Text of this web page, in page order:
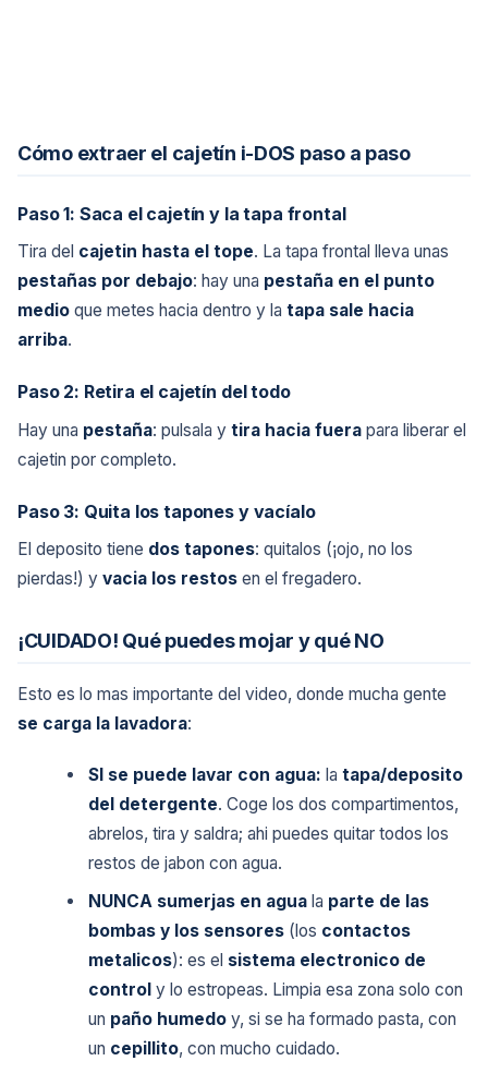
Cómo extraer el cajetín i-DOS paso a paso
Paso 1: Saca el cajetín y la tapa frontal
Tira del cajetin hasta el tope. La tapa frontal lleva unas
pestañas por debajo: hay una pestaña en el punto
medio que metes hacia dentro y la tapa sale hacia
arriba.
Paso 2: Retira el cajetín del todo
Hay una pestaña: pulsala y tira hacia fuera para liberar el
cajetin por completo.
Paso 3: Quita los tapones y vacíalo
El deposito tiene dos tapones: quitalos (¡ojo, no los
pierdas!) y vacia los restos en el fregadero.
¡CUIDADO! Qué puedes mojar y qué NO
Esto es lo mas importante del video, donde mucha gente
se carga la lavadora:
SI se puede lavar con agua: latapa/deposito
del detergente. Coge los dos compartimentos,
abrelos, tira y saldra; ahi puedes quitar todos los
restos de jabon con agua.
NUNCA sumerjas en agua la parte de las
bombas y los sensores (los contactos
metalicos): es el sistema electronico de
control y lo estropeas. Limpia esa zona solo con
un paño humedo y, si se ha formado pasta, con
un cepillito, con mucho cuidado.